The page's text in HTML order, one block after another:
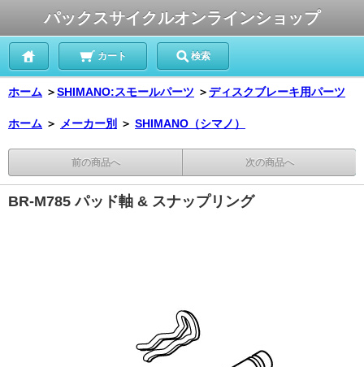
パックスサイクルオンラインショップ
カート 検索
ホーム ＞SHIMANO:スモールパーツ ＞ディスクブレーキ用パーツ
ホーム ＞ メーカー別 ＞ SHIMANO（シマノ）
前の商品へ 次の商品へ
BR-M785 パッド軸 & スナップリング